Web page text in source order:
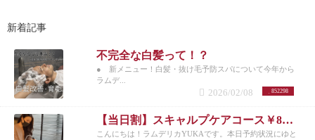
新着記事
不完全な白髪って！？
● 新メニュー！白髪・抜け毛予防スパについて今年から
ラムデ...
852298
2026/02/08
【当日割】スキャルプケアコース￥8200
こんにちは！ラムデリカYUKAです。本日予約状況にゆと